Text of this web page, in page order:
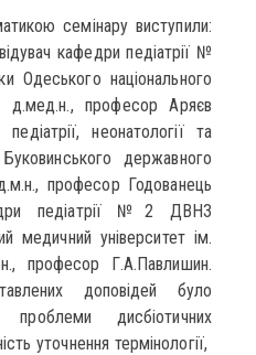
семінару виступили:
кафедри педіатрії №
Одеського національного
д.мед.н., професор Аряєв
неонатології та
державного
професор Годованець
педіатрії №2 ДВНЗ
медичний університет ім.
професор Г.А.Павлишин.
доповідей було
проблеми дисбіотичних
уточнення термінології,